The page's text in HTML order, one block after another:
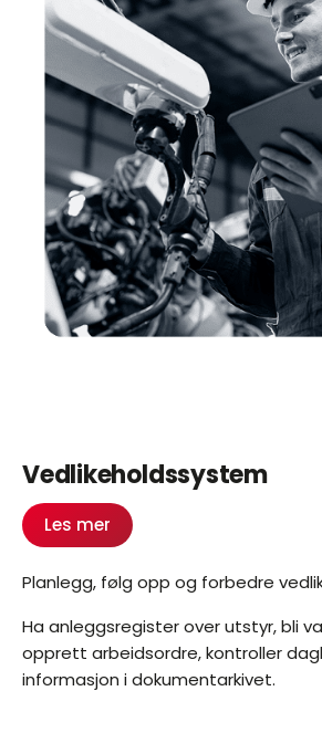
Vedlikeholdssystem
Les mer
Planlegg, følg opp og forbedre
Ha anleggsregister over utstyr, bli
opprett arbeidsordre, kontroller
informasjon i dokumentarkivet.